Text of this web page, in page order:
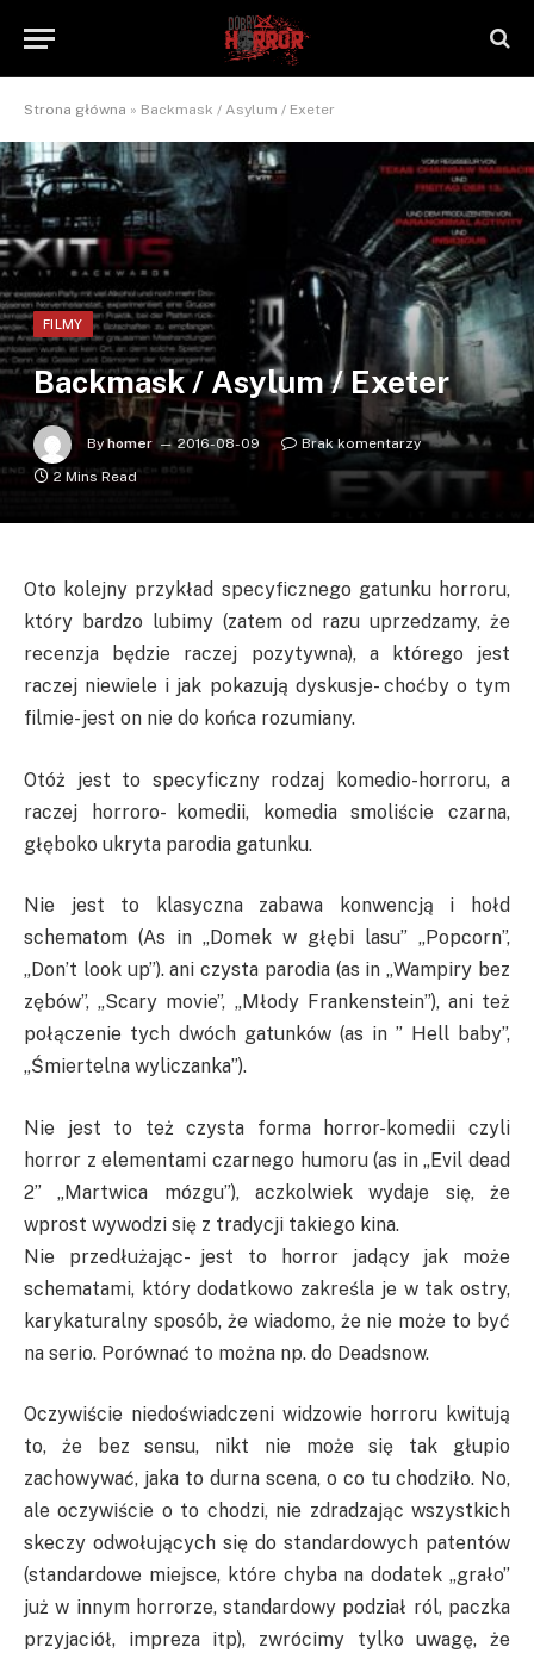
Strona główna » Backmask / Asylum / Exeter
FILMY
Backmask / Asylum / Exeter
By homer 2016-08-09
Brak komentarzy
2 Mins Read
Oto kolejny przykład specyficznego gatunku horroru,
który bardzo lubimy (zatem od razu uprzedzamy, że
recenzja będzie raczej pozytywna), a którego jest
raczej niewiele i jak pokazują dyskusje- choćby o tym
filmie- jest on nie do końca rozumiany.
Otóż jest to specyficzny rodzaj komedio-horroru, a
raczej horroro- komedii, komedia smoliście czarna,
głęboko ukryta parodia gatunku.
Nie jest to klasyczna zabawa konwencją i hołd
schematom (As in „Domek w głębi lasu” „Popcorn”,
„Don’t look up”). ani czysta parodia (as in „Wampiry bez
zębów”, „Scary movie”, „Młody Frankenstein”), ani też
połączenie tych dwóch gatunków (as in ” Hell baby”,
„Śmiertelna wyliczanka”).
Nie jest to też czysta forma horror-komedii czyli
horror z elementami czarnego humoru (as in „Evil dead
2” „Martwica mózgu”), aczkolwiek wydaje się, że
wprost wywodzi się z tradycji takiego kina.
Nie przedłużając- jest to horror jadący jak może
schematami, który dodatkowo zakreśla je w tak ostry,
karykaturalny sposób, że wiadomo, że nie może to być
na serio. Porównać to można np. do Deadsnow.
Oczywiście niedoświadczeni widzowie horroru kwitują
to, że bez sensu, nikt nie może się tak głupio
zachowywać, jaka to durna scena, o co tu chodziło. No,
ale oczywiście o to chodzi, nie zdradzając wszystkich
skeczy odwołujących się do standardowych patentów
(standardowe miejsce, które chyba na dodatek „grało”
już w innym horrorze, standardowy podział ról, paczka
przyjaciół, impreza itp), zwrócimy tylko uwagę, że